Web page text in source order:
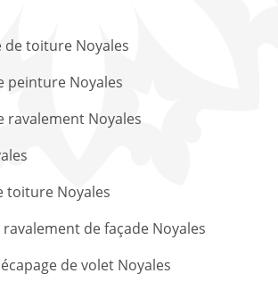
de toiture Noyales
peinture Noyales
ravalement Noyales
toiture Noyales
de façade Noyales
de volet Noyales